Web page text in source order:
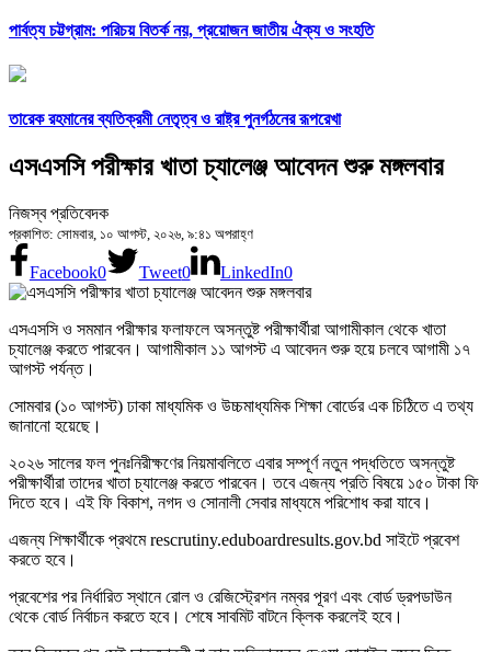
পার্বত্য চট্টগ্রাম: পরিচয় বিতর্ক নয়, প্রয়োজন জাতীয় ঐক্য ও সংহতি
তারেক রহমানের ব্যতিক্রমী নেতৃত্ব ও রাষ্ট্র পুনর্গঠনের রূপরেখা
এসএসসি পরীক্ষার খাতা চ্যালেঞ্জ আবেদন শুরু মঙ্গলবার
নিজস্ব প্রতিবেদক
প্রকাশিত: সোমবার, ১০ আগস্ট, ২০২৬, ৯:৪১ অপরাহ্ণ
Facebook0 Tweet0 LinkedIn0
এসএসসি ও সমমান পরীক্ষার ফলাফলে অসন্তুষ্ট পরীক্ষার্থীরা আগামীকাল থেকে খাতা
চ্যালেঞ্জ করতে পারবেন। আগামীকাল ১১ আগস্ট এ আবেদন শুরু হয়ে চলবে আগামী ১৭
আগস্ট পর্যন্ত।
সোমবার (১০ আগস্ট) ঢাকা মাধ্যমিক ও উচ্চমাধ্যমিক শিক্ষা বোর্ডের এক চিঠিতে এ তথ্য
জানানো হয়েছে।
২০২৬ সালের ফল পুনঃনিরীক্ষণের নিয়মাবলিতে এবার সম্পূর্ণ নতুন পদ্ধতিতে অসন্তুষ্ট
পরীক্ষার্থীরা তাদের খাতা চ্যালেঞ্জ করতে পারবেন। তবে এজন্য প্রতি বিষয়ে ১৫০ টাকা ফি
দিতে হবে। এই ফি বিকাশ, নগদ ও সোনালী সেবার মাধ্যমে পরিশোধ করা যাবে।
এজন্য শিক্ষার্থীকে প্রথমে rescrutiny.eduboardresults.gov.bd সাইটে প্রবেশ
করতে হবে।
প্রবেশের পর নির্ধারিত স্থানে রোল ও রেজিস্ট্রেশন নম্বর পূরণ এবং বোর্ড ড্রপডাউন
থেকে বোর্ড নির্বাচন করতে হবে। শেষে সাবমিট বাটনে ক্লিক করলেই হবে।